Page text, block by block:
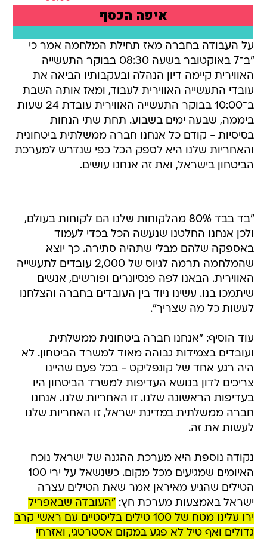
על העבודה בחברה מאז תחילת המלחמה אמר כי
"ב־7 באוקטובר בשעה 08:30 בבוקר התעשייה
האווירית קיימה דיון הנהלה ובעקבותיו הביאה את
עובדי התעשייה האווירית לעבוד, ומאז אותה השבת
ב־10:00 בבוקר התעשייה האווירית עובדת 24 שעות
ביממה, שבעה ימים בשבוע. תחת שתי הנחות
בסיסיות - קודם כל אנחנו חברה ממשלתית ביטחונית
והאחריות שלנו היא לספק הכל כפי שנדרש למערכת
הביטחון בישראל, ואת זה אנחנו עושים.
"בד בבד 80% מהלקוחות שלנו הם לקוחות בעולם,
ולכן אנחנו החלטנו שנעשה הכל בכדי לעמוד
באספקה שלהם מבלי שתהיה סתירה. כך יוצא
שהמלחמה תרמה לגיוס של 2,000 עובדים לתעשייה
האווירית. הבאנו לפה פנסיונרים ופורשים, אנשים
שיתמכו בנו. עשינו ניוד בין העובדים בחברה והצלחנו
לעשות כל מה שצריך".
עוד הוסיף: "אנחנו חברה ביטחונית ממשלתית
ועובדים בצמידות גבוהה מאוד למשרד הביטחון. לא
היה רגע אחד של קונפליקט - בכל פעם שהיינו
צריכים לדון בנושא העדיפות למשרד הביטחון היו
בעדיפות הראשונה שלנו. זו האחריות שלנו. אנחנו
חברה ממשלתית במדינת ישראל, זו האחריות שלנו
לעשות את זה.
נקודה נוספת היא מערכת ההגנה של ישראל נוכח
האיומים שמגיעים מכל מקום. כשנשאל על ירי 100
הטילים שהגיע מאיראן אמר שאת הטילים עצרה
ישראל באמצעות מערכת חץ: "העובדה שבאפריל
ירו עלינו מטח של 100 טילים בליסטיים עם ראשי קרב
גדולים ואף טיל לא פגע במקום אסטרטגי, ואזרחי